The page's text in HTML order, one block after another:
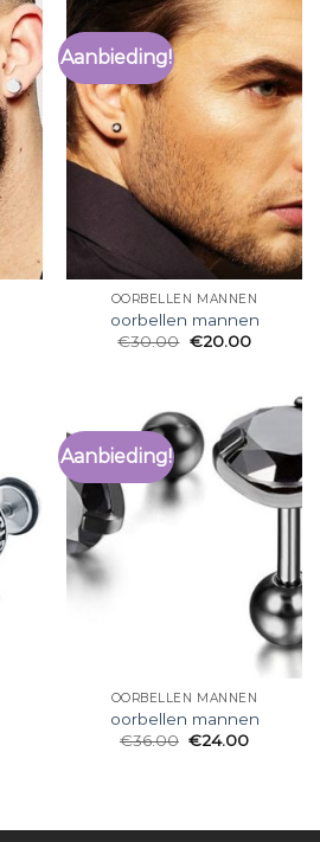
Aanbieding!
OORBELLEN MANNEN
oorbellen mannen
€30.00 €20.00
Aanbieding!
OORBELLEN MANNEN
oorbellen mannen
€36.00 €24.00